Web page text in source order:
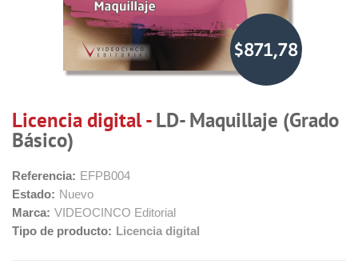
$871,78
Licencia digital -LD- Maquillaje (Grado
Básico)
Referencia: EFPB004
Estado: Nuevo
Marca: VIDEOCINCO Editorial
Tipo de producto: Licencia digital